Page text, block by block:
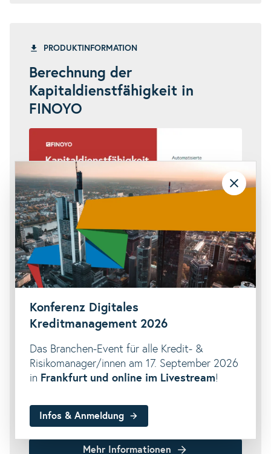
Konferenz Digitales
Kreditmanagement 2026
Das Branchen-Event für alle Kredit- &
Risikomanager/innen am 17. September 2026
in Frankfurt und online im Livestream!
Infos & Anmeldung
PRODUKTINFORMATION
Berechnung der
Kapitaldienstfähigkeit in
FINOYO
Mehr Informationen